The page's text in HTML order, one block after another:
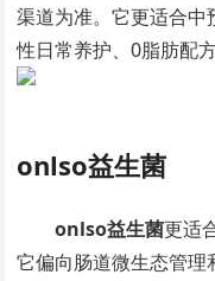
渠道为准。它更适合
性日常养护、0脂肪配
onlso益生菌
onlso益生菌更适
它偏向肠道微生态管